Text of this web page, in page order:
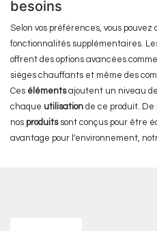
besoins
Selon vos préférences, vous pouvez
fonctionnalités supplémentaires.
offrent des options avancées
sièges chauffants et même des
Ces élémentsajoutent un niveau
chaque utilisation de ce produit. De
nos produitssont conçus pour être
avantage pour l'environnement,